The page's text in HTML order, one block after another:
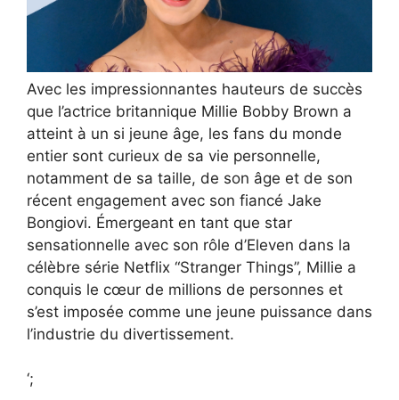
Avec les impressionnantes hauteurs de succès
que l’actrice britannique Millie Bobby Brown a
atteint à un si jeune âge, les fans du monde
entier sont curieux de sa vie personnelle,
notamment de sa taille, de son âge et de son
récent engagement avec son fiancé Jake
Bongiovi. Émergeant en tant que star
sensationnelle avec son rôle d’Eleven dans la
célèbre série Netflix “Stranger Things”, Millie a
conquis le cœur de millions de personnes et
s’est imposée comme une jeune puissance dans
l’industrie du divertissement.
‘;